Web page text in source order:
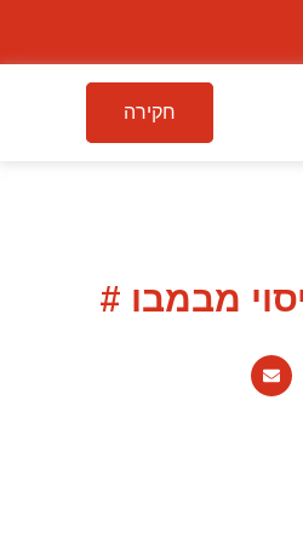
חקירה
מבמבו #